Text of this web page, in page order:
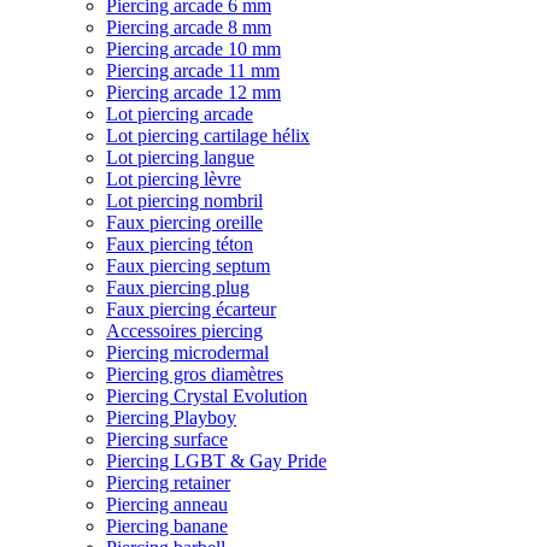
Piercing arcade 6 mm
Piercing arcade 8 mm
Piercing arcade 10 mm
Piercing arcade 11 mm
Piercing arcade 12 mm
Lot piercing arcade
Lot piercing cartilage hélix
Lot piercing langue
Lot piercing lèvre
Lot piercing nombril
Faux piercing oreille
Faux piercing téton
Faux piercing septum
Faux piercing plug
Faux piercing écarteur
Accessoires piercing
Piercing microdermal
Piercing gros diamètres
Piercing Crystal Evolution
Piercing Playboy
Piercing surface
Piercing LGBT & Gay Pride
Piercing retainer
Piercing anneau
Piercing banane